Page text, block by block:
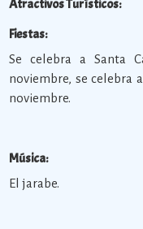
Atractivos Turísticos:
Fiestas:
Se celebra a Santa
noviembre, se celebra
noviembre.
Música:
El jarabe.